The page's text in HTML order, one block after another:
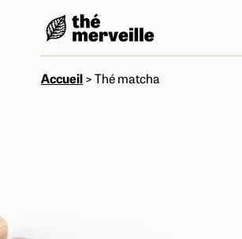
Accueil>Thé matcha